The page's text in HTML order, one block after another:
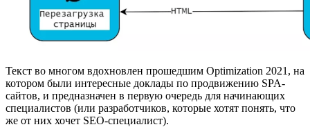
Текст во многом вдохновлен прошедшим Optimization 2021, на
котором были интересные доклады по продвижению SPA-
сайтов, и предназначен в первую очередь для начинающих
специалистов (или разработчиков, которые хотят понять, что
же от них хочет SEO-специалист).